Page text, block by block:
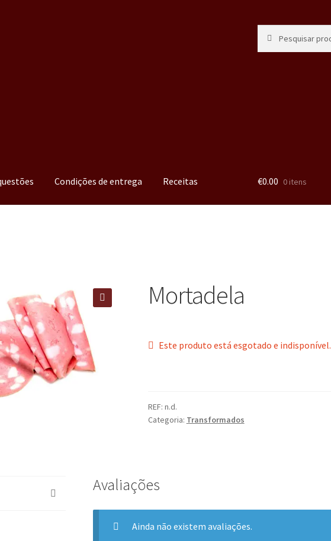
Condições de entrega Receitas €0.00 0 itens
Mortadela
Este produto está esgotado e indisponível.
REF: n.d.
Categoria: Transformados
Avaliações
Ainda não existem avaliações.